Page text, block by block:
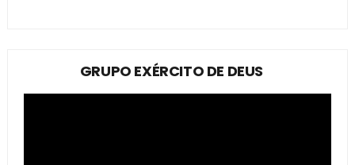
GRUPO EXÉRCITO DE DEUS